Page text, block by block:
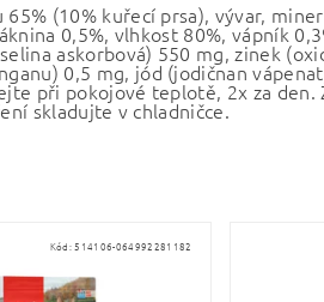
(10% kuřecí prsa), vývar,
0,5%, vlhkost 80%, vápník
askorbová) 550 mg, zinek
0,5 mg, jód (jodičnan
při pokojové teplotě, 2x za
skladujte v chladničce.
Kód:514106-064992281182